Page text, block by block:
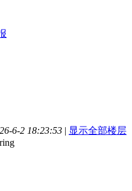
6-2 18:23:53 | 显示全部楼层